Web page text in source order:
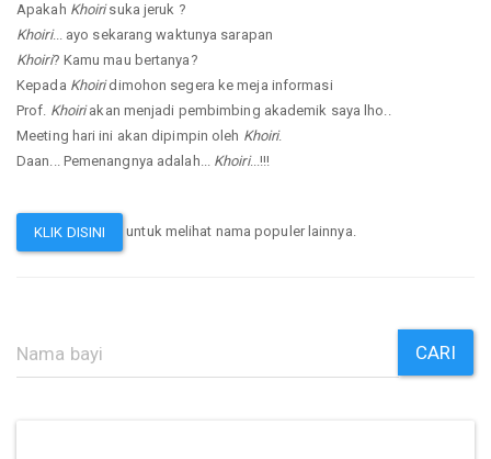
Apakah Khoirisuka jeruk ?
Khoiri... ayo sekarang waktunya sarapan
Khoiri? Kamu mau bertanya?
Kepada Khoiridimohon segera ke meja informasi
Prof. Khoiriakan menjadi pembimbing akademik saya lho..
Meeting hari ini akan dipimpin oleh Khoiri.
Daan... Pemenangnya adalah... Khoiri...!!!
KLIK DISINI untuk melihat nama populer lainnya.
CARI